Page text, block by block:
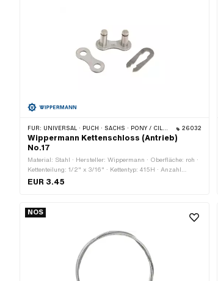
FÜR: UNIVERSAL · PUCH · SACHS · PONY / CILO (BETA 521 & 512) · ZÜNDAPP BELMONDO · TOMOS · BYE BIKE 26032
Wippermann Kettenschloss (Antrieb)
No.17
Material: Stahl · Hersteller: Wippermann · Oberfläche: roh ·
Kettenteilung: 1/2" x 3/16" · Kettentyp: 415H · Anzahl
Kettenglieder: 1 Stk. · Kettenschloss-Art: Federverschluss ·
EUR 3.45
NOS